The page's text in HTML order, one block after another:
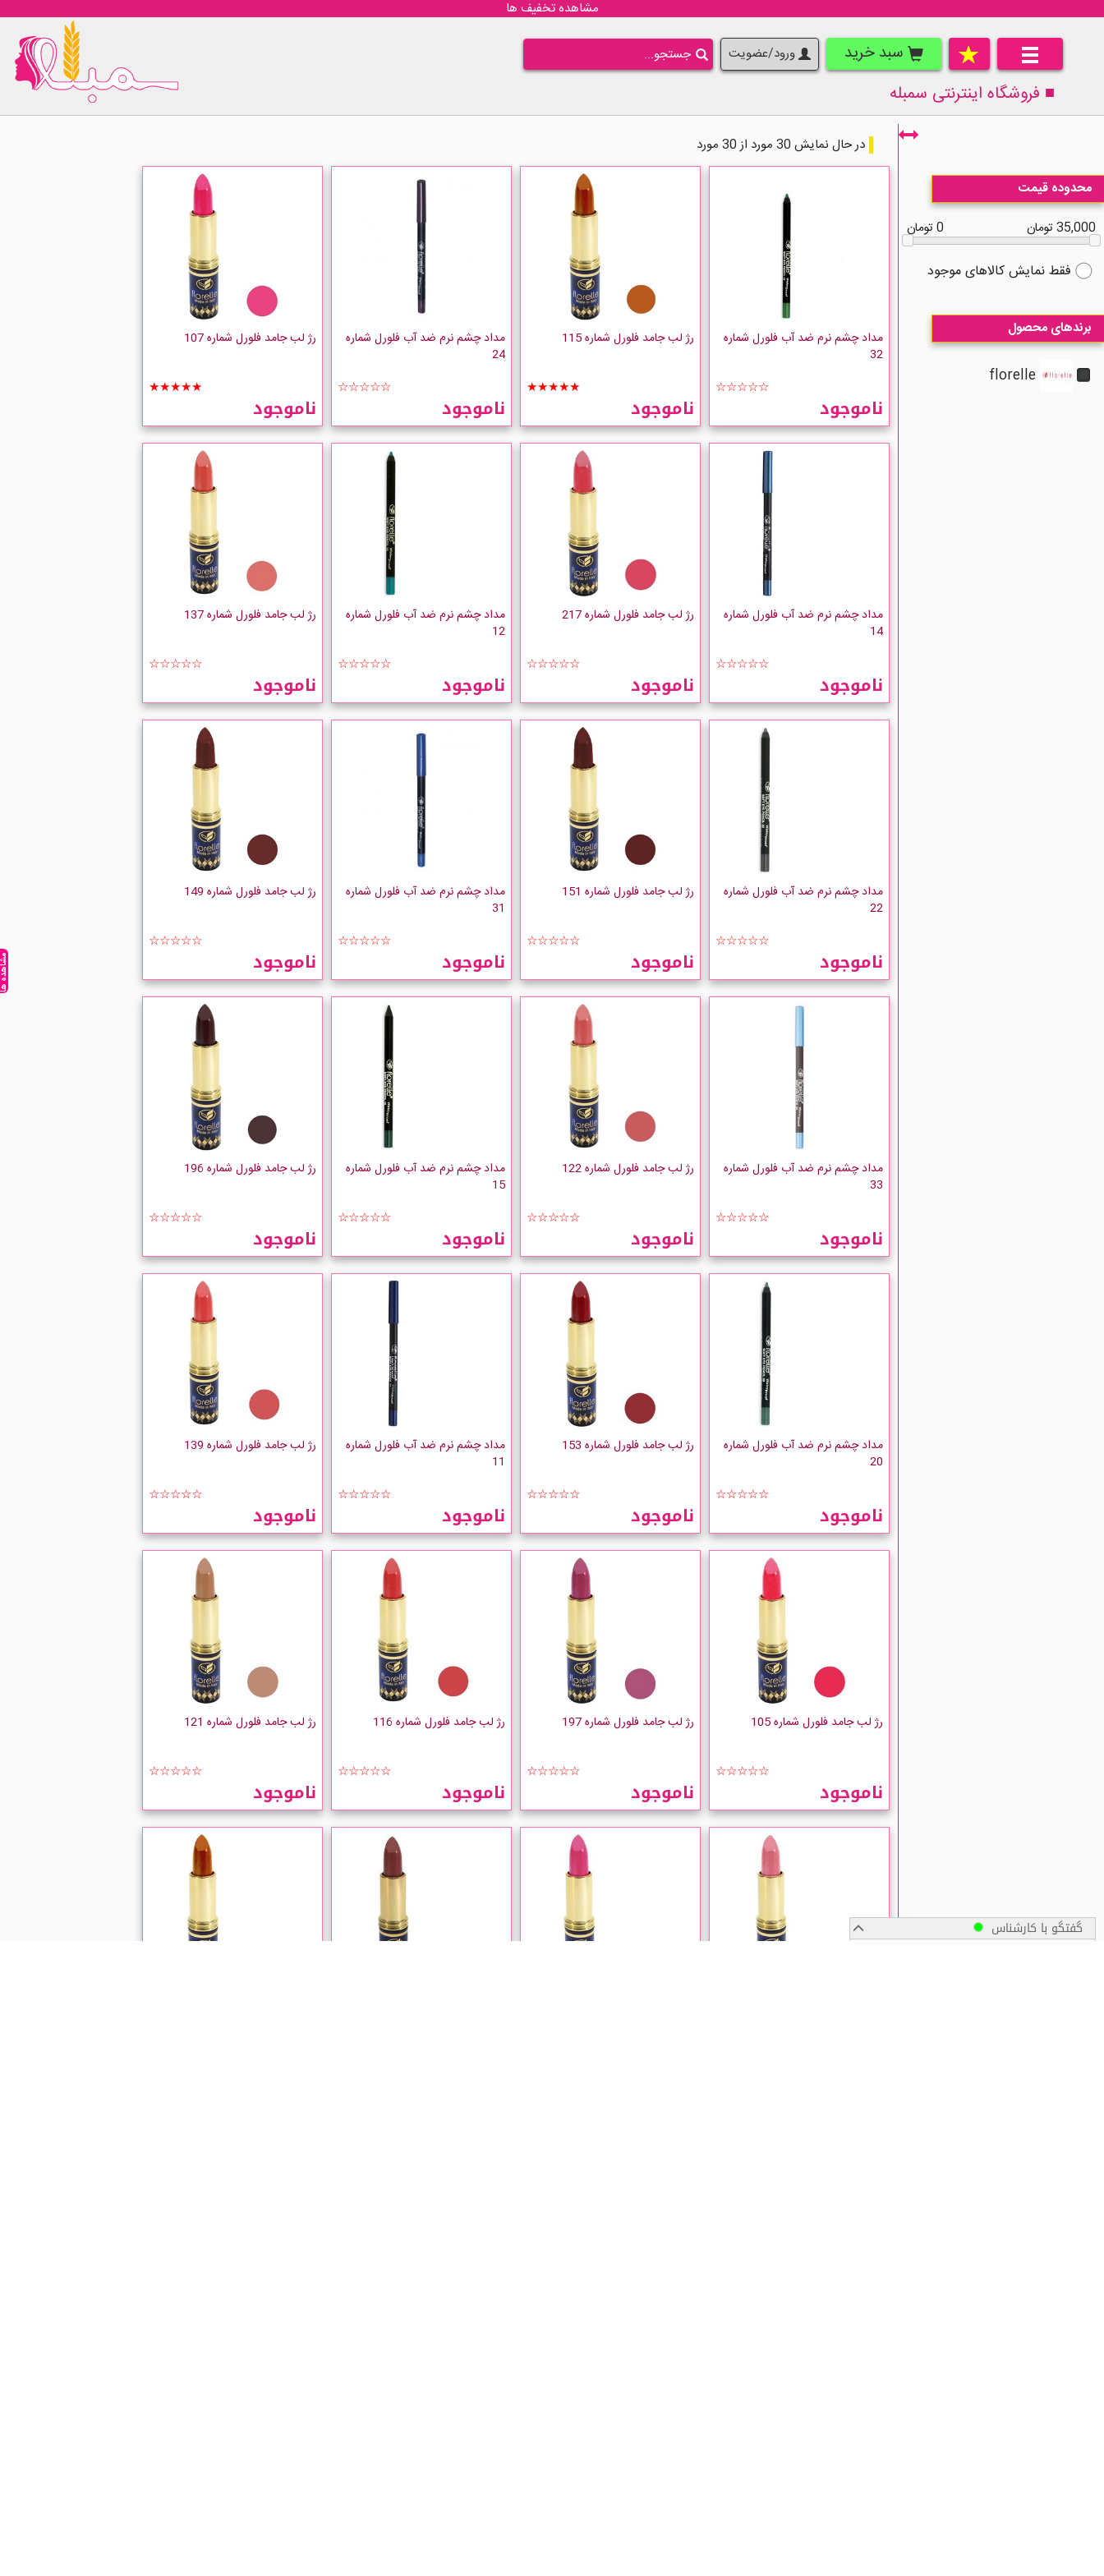
مشاهده تخفیف ها
گفتگو با کارشناس
سبد خرید ورود/عضویت
■ فروشگاه اینترنتی سمبله
محدوده قیمت
35,000 تومان
0 تومان
فقط نمایش کالاهای موجود
برندهای محصول
florelle
در حال نمایش 30 مورد از 30 مورد
مداد چشم نرم ضد آب فلورل شماره
32
☆☆☆☆☆
ناموجود
رژ لب جامد فلورل شماره 115
★★★★★
ناموجود
مداد چشم نرم ضد آب فلورل شماره
24
☆☆☆☆☆
ناموجود
رژ لب جامد فلورل شماره 107
★★★★★
ناموجود
مداد چشم نرم ضد آب فلورل شماره
14
☆☆☆☆☆
ناموجود
رژ لب جامد فلورل شماره 217
☆☆☆☆☆
ناموجود
مداد چشم نرم ضد آب فلورل شماره
12
☆☆☆☆☆
ناموجود
رژ لب جامد فلورل شماره 137
☆☆☆☆☆
ناموجود
مداد چشم نرم ضد آب فلورل شماره
22
☆☆☆☆☆
ناموجود
رژ لب جامد فلورل شماره 151
☆☆☆☆☆
ناموجود
مداد چشم نرم ضد آب فلورل شماره
31
☆☆☆☆☆
ناموجود
رژ لب جامد فلورل شماره 149
☆☆☆☆☆
ناموجود
مداد چشم نرم ضد آب فلورل شماره
33
☆☆☆☆☆
ناموجود
رژ لب جامد فلورل شماره 122
☆☆☆☆☆
ناموجود
مداد چشم نرم ضد آب فلورل شماره
15
☆☆☆☆☆
ناموجود
رژ لب جامد فلورل شماره 196
☆☆☆☆☆
ناموجود
مداد چشم نرم ضد آب فلورل شماره
20
☆☆☆☆☆
ناموجود
رژ لب جامد فلورل شماره 153
☆☆☆☆☆
ناموجود
مداد چشم نرم ضد آب فلورل شماره
11
☆☆☆☆☆
ناموجود
رژ لب جامد فلورل شماره 139
☆☆☆☆☆
ناموجود
رژ لب جامد فلورل شماره 105
☆☆☆☆☆
ناموجود
رژ لب جامد فلورل شماره 197
☆☆☆☆☆
ناموجود
رژ لب جامد فلورل شماره 116
☆☆☆☆☆
ناموجود
رژ لب جامد فلورل شماره 121
☆☆☆☆☆
ناموجود